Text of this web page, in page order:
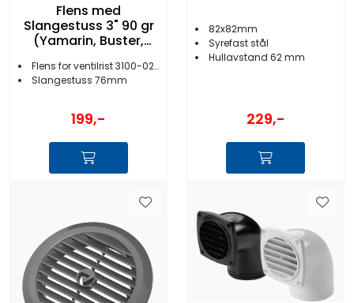
Flens med
Slangestuss 3" 90 gr
(Yamarin, Buster,
Flens for ventilrist 3100-02/-03/-04
Slangestuss 76mm
199,-
82x82mm
Syrefast stål
Hullavstand 62 mm
229,-